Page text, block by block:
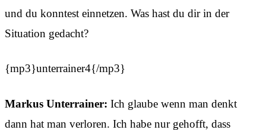
und du konntest einnetzen. Was hast du dir in der
Situation gedacht?
{mp3}unterrainer4{/mp3}
Markus Unterrainer: Ich glaube wenn man denkt
dann hat man verloren. Ich habe nur gehofft, dass